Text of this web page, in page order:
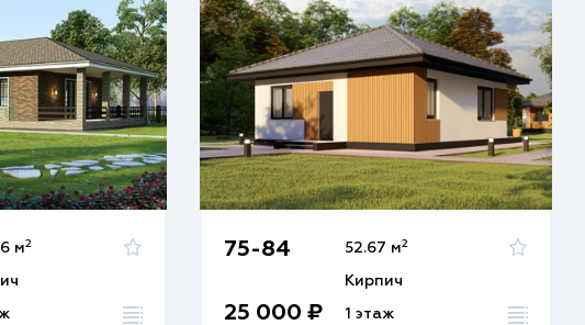
м2 75-84
25 000 ₽
52.67 м2
Кирпич
1 этаж